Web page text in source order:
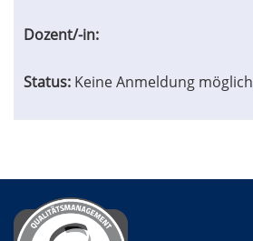
Dozent/-in:
Status: Keine Anmeldung möglich